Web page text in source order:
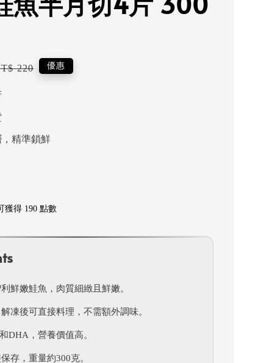
220 優惠
精準鎖鮮
獲得 190 點數
鮮嫩鮭魚，肉質細緻且鮮嫩。
凍後可直接料理，不需額外調味。
DHA，營養價值高。
存，重量約300克。